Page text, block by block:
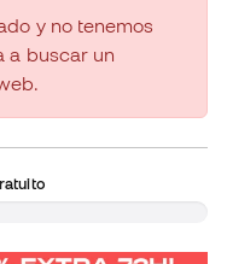
y no tenemos
a buscar un